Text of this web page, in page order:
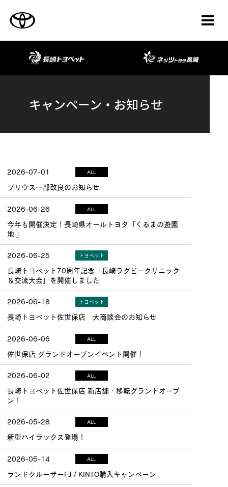
長崎トヨペット
キャンペーン・お知らせ
2026-07-01 ALL
プリウス一部改良のお知らせ
2026-06-26 ALL
今年も開催決定！長崎県オールトヨタ「くるまの遊園
地 」
2026-06-25 トヨペット
長崎トヨペット70周年記念「長崎ラグビークリニック
＆交流大会」を開催しました
2026-06-18 トヨペット
長崎トヨペット佐世保店 大商談会のお知らせ
2026-06-06 ALL
佐世保店 グランドオープンイベント開催！
2026-06-02 ALL
長崎トヨペット佐世保店 新店舗・移転グランドオープ
ン！
2026-05-28 ALL
新型ハイラックス登場！
2026-05-14 ALL
ランドクルーザーFJ / KINTO購入キャンペーン